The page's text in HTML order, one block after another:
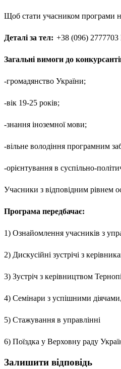
Щоб стати учасником програми
Деталі за тел: +38 (096)
Загальні вимоги до
-громадянство України;
-вік 19-25 років;
-знання іноземної мови;
-вільне володіння програмним
-орієнтування в суспільно-
Учасники з відповідним рівнем
Програма передбачає:
1) Ознайомлення учасників з
2) Дискусійні зустрічі з
3) Зустріч з керівництвом
4) Семінари з успішними
5) Стажування в управлінні
6) Поїздка у Верховну раду
Залишити відповідь